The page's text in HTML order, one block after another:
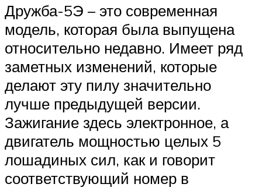
Дружба-5Э – это современная
модель, которая была выпущена
относительно недавно. Имеет ряд
заметных изменений, которые
делают эту пилу значительно
лучше предыдущей версии.
Зажигание здесь электронное, а
двигатель мощностью целых 5
лошадиных сил, как и говорит
соответствующий номер в